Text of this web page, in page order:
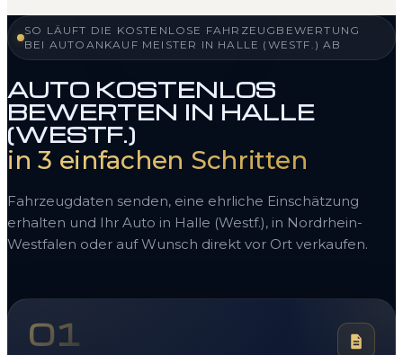
SO LÄUFT DIE KOSTENLOSE FAHRZEUGBEWERTUNG
BEI AUTOANKAUF MEISTER IN HALLE (WESTF.) AB
AUTO KOSTENLOS
BEWERTEN IN HALLE
(WESTF.)
in 3 einfachen Schritten
Fahrzeugdaten senden, eine ehrliche Einschätzung
erhalten und Ihr Auto in Halle (Westf.), in Nordrhein-
Westfalen oder auf Wunsch direkt vor Ort verkaufen.
01